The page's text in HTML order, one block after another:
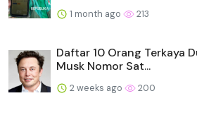
1 month ago 213
Daftar 10 Orang Terkaya
Musk Nomor Sat...
2 weeks ago 200